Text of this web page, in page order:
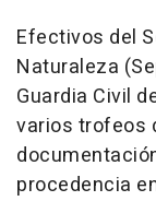
Efectivos del
Naturaleza
Guardia Civil
varios trofeos
procedencia